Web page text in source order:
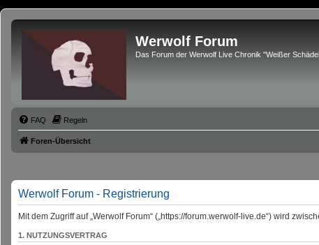
Werwolf Forum
Das Forum der Werwolf Live Chronik "Weißer
FAQ Regeln
Foren-Übersicht
Werwolf Forum - Registrierung
Mit dem Zugriff auf „Werwolf Forum“ („https://forum.werwolf-live.de“) wird
1. NUTZUNGSVERTRAG